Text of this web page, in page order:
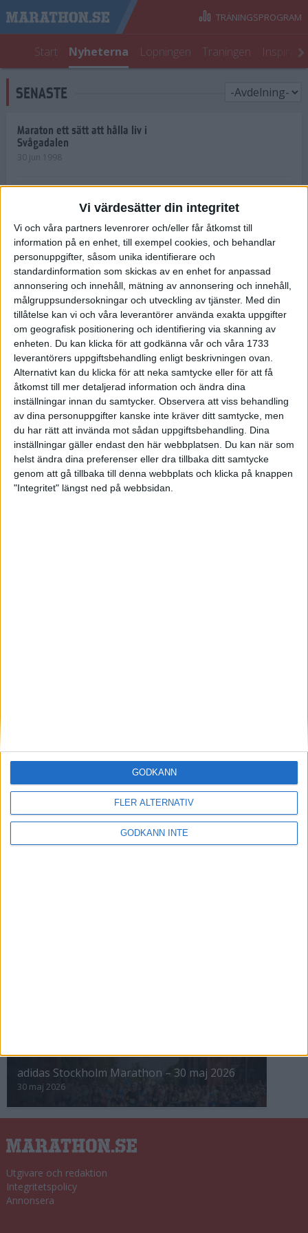
Vi värdesätter din integritet
Vi och våra partners levenrorer och/eller får åtkomst till
information på en enhet, till exempel cookies, och behandlar
personuppgifter, såsom unika identifierare och
standardinformation som skickas av en enhet for anpassad
annonsering och innehåll, mätning av annonsering och innehåll,
målgruppsundersokningar och utveckling av tjänster. Med din
tillåtelse kan vi och våra leverantörer använda exakta uppgifter
om geografisk positionering och identifiering via skanning av
enheten. Du kan klicka för att godkänna vår och våra 1733
leverantörers uppgiftsbehandling enligt beskrivningen ovan.
Alternativt kan du klicka för att neka samtycke eller för att få
åtkomst till mer detaljerad information och ändra dina
inställningar innan du samtycker. Observera att viss behandling
av dina personuppgifter kanske inte kräver ditt samtycke, men
du har rätt att invända mot sådan uppgiftsbehandling. Dina
inställningar gäller endast den här webbplatsen. Du kan när som
helst ändra dina preferenser eller dra tillbaka ditt samtycke
genom att gå tillbaka till denna webbplats och klicka på knappen
"Integritet" längst ned på webbsidan.
FLER ALTERNATIV
GODKÄNN INTE
GODKÄNN
Start Nyheterna Löpningen Träningen
TRÄNINGSPROGRAM
SENASTE
Maraton ett sätt att hålla liv i
Svågadalen
30 jun 1998
Norrlänningar firade semester i
Strängnäs
28 jun 1998
Maratonlöparna bäst i Trosa
I år fick Andervang kransen
27 jun 1998
Intresset ökar för Lidingöloppet
26 jun 1998
Värmemara
väntarvärldsmästaraspiranter
24 jun 1998
ASIEN
Berlin Marathon - ett lopp genom
8 okt 1995• Arkiv• Reseberättelser från
adidas Stockholm Marathon – 30 maj 2026
30 maj 2026
Utgivare och redaktion
Integritetspolicy
Annonsera